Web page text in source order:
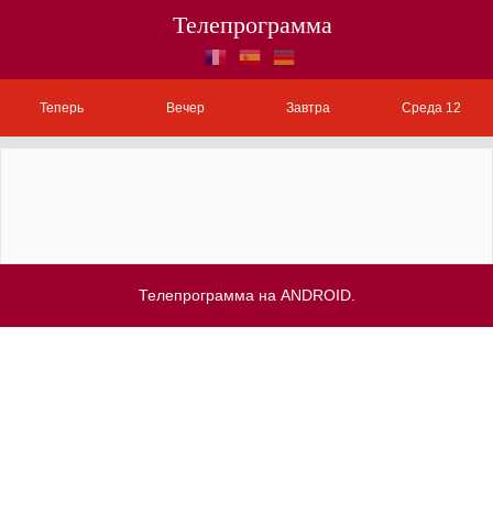
Телепрограмма
Теперь Вечер Завтра Среда 12
Телепрограмма на ANDROID.